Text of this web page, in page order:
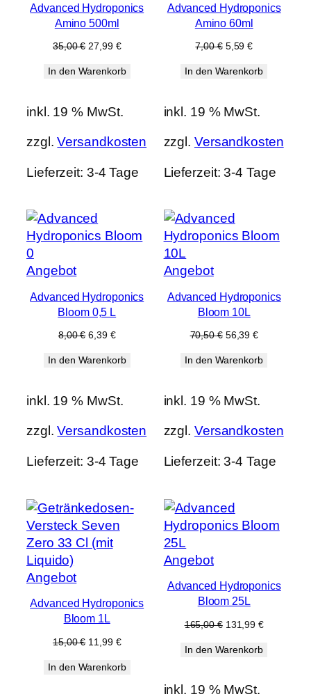
Angebot
Advanced Hydroponics
Amino 500ml
35,00€ Ursprünglicher
war:
27,99 €Aktueller
ist:
In den Warenkorb
inkl. 19 % MwSt.
zzgl.Versandkosten
Lieferzeit: 3-4 Tage
Angebot
Advanced Hydroponics
Amino 60ml
7,00€ Ursprünglicher
war:
5,59€Aktueller
ist:
In den Warenkorb
inkl. 19 % MwSt.
zzgl. Versandkosten
Lieferzeit:3-4 Tage
AngebotProdukt
Angebot
Advanced Hydroponics
Bloom 0,5 L
8,00€ Ursprünglicher
war:
6,39 €Aktueller
ist:
In den Warenkorb
inkl. 19 % MwSt.
zzgl.Versandkosten
Lieferzeit: 3-4 Tage
AngebotProdukt
Angebot
Advanced Hydroponics
Bloom 10L
70,50€ Ursprünglicher
war:
56,39€Aktueller
ist:
In den Warenkorb
inkl. 19 % MwSt.
zzgl. Versandkosten
Lieferzeit:3-4 Tage
AngebotProdukt
Angebot
Advanced Hydroponics
Bloom 1L
15,00€ Ursprünglicher
war:
11,99 €Aktueller
ist:
In den Warenkorb
AngebotProdukt
Angebot
Advanced Hydroponics
Bloom 25L
165,00€ Ursprünglicher
war:
131,99€Aktueller
ist:
In den Warenkorb
inkl. 19 % MwSt.